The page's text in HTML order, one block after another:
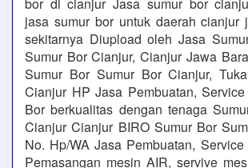
jasa sumur bor untuk daerah cianjur
sekitarnya Diupload oleh Jasa
Sumur Bor Cianjur, Cianjur Jawa
Sumur Bor Sumur Bor Cianjur,
Cianjur HP Jasa Pembuatan,
Bor berkualitas dengan tenaga
Cianjur Cianjur BIRO Sumur Bor
No. Hp/WA Jasa Pembuatan,
Pemasangan mesin AIR, servive